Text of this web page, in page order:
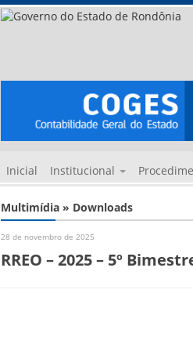
Inicial Institucional
Multimídia » Downloads
28 de novembro de 2025
RREO – 2025 – 5º